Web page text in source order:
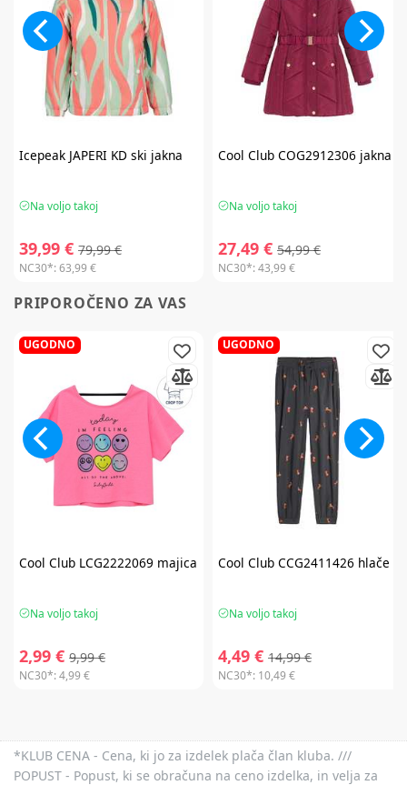
IcepeakJAPERI KD ski jakna
Na voljo takoj
39,99 € 79,99 €
NC30*:63,99 €
Cool ClubCOG2912306 jakna
Na voljo takoj
27,49 € 54,99 €
NC30*:43,99 €
PRIPOROČENO ZA VAS
UGODNO
Cool ClubLCG2222069 majica
Na voljo takoj
2,99 € 9,99 €
NC30*:4,99 €
UGODNO
Cool ClubCCG2411426 hlače
Na voljo takoj
4,49 € 14,99 €
NC30*: 10,49 €
*KLUB CENA - Cena, ki jo za izdelek plača član kluba. ///
POPUST - Popust, ki se obračuna na ceno izdelka, in velja za